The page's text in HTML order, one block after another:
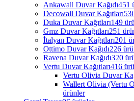
Ankawall Duvar Kağıdı451
Decowall Duvar Kağıtları
Duka Duvar Kağıtları149
Gmz Duvar Kağıtları251
İtalyan Duvar Kağıtları201
Ottimo Duvar Kağıdı226
Ravena Duvar Kağıdı320
Vertu Duvar Kağıtları416
Vertu Olivia Duvar
Wallert Olivia (Vertu
ürünler